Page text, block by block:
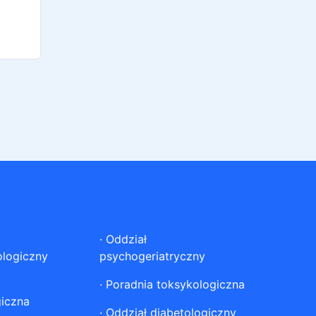
· Oddział
psychogeriatryczny
· Poradnia toksykologiczna
· Oddział diabetologiczny